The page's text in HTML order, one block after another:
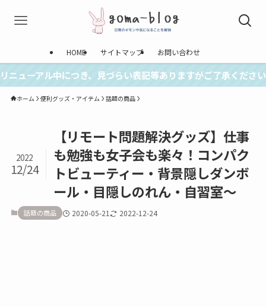
HOME サイトマップ お問い合わせ
リニューアル中につき、見づらい表記等ありますがご了承ください
ホーム 便利グッズ・アイテム 話題の商品
【リモート問題解決グッズ】仕事
も勉強も女子会も楽々！コンパク
トビューティー・背景隠しダンボ
ール・目隠しのれん・自習室～
2022
12/24
話題の商品 2020-05-21 2022-12-24